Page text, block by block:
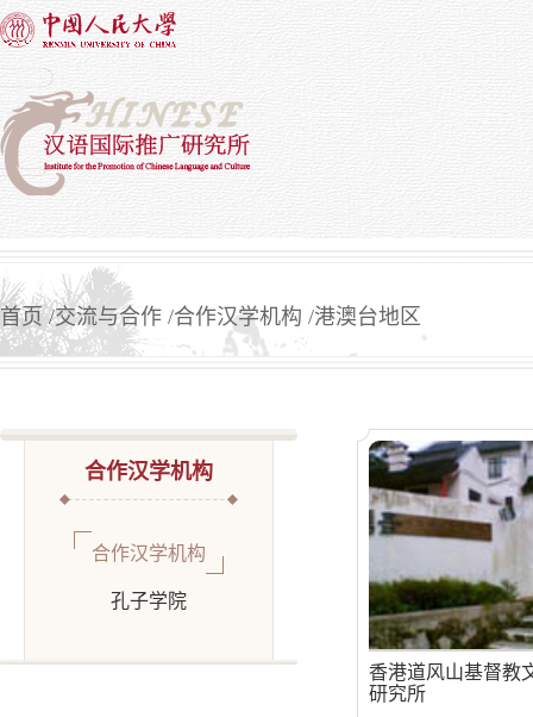
首页 交流与合作 合作汉学机构 港澳台地区
合作汉学机构
合作汉学机构
孔子学院
香港道风山基督教
研究所